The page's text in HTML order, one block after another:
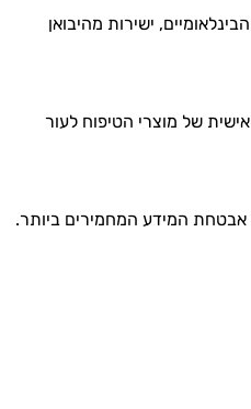
ישירות מהיבואן
של מוצרי הטיפוח לעור
המידע המחמירים ביותר.